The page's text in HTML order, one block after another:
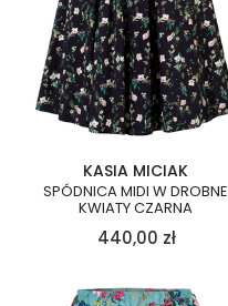
KASIA MICIAK
SPÓDNICA MIDI W DROBNE
KWIATY CZARNA
440,00 zł